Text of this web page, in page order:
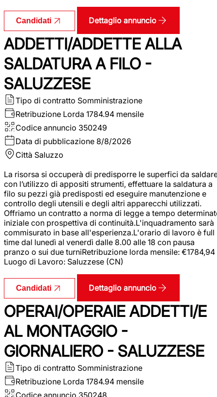
Candidati Dettaglio annuncio
ADDETTI/ADDETTE ALLA
SALDATURA A FILO -
SALUZZESE
Tipo di contratto Somministrazione
Retribuzione Lorda 1784.94 mensile
Codice annuncio 350249
Data di pubblicazione 8/8/2026
Città Saluzzo
La risorsa si occuperà di predisporre le superfici da
con l’utilizzo di appositi strumenti, effettuare la saldatura a
filo su pezzi già predisposti ed eseguire manutenzione e
controllo degli utensili e degli altri apparecchi utilizzati.
Offriamo un contratto a norma di legge a tempo
iniziale con prospettiva di continuità.L'inquadramento sarà
commisurato in base all'esperienza.L'orario di lavoro è full
time dal lunedì al venerdì dalle 8.00 alle 18 con pausa
pranzo o sui due turniRetribuzione lorda mensile: €1784,94
Luogo di Lavoro: Saluzzese (CN)
Candidati Dettaglio annuncio
OPERAI/OPERAIE ADDETTI/E
AL MONTAGGIO -
GIORNALIERO - SALUZZESE
Tipo di contratto Somministrazione
Retribuzione Lorda 1784.94 mensile
Codice annuncio 350248